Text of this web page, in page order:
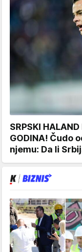
SRPSKI
GODINA! Čudo
njemu: Da li